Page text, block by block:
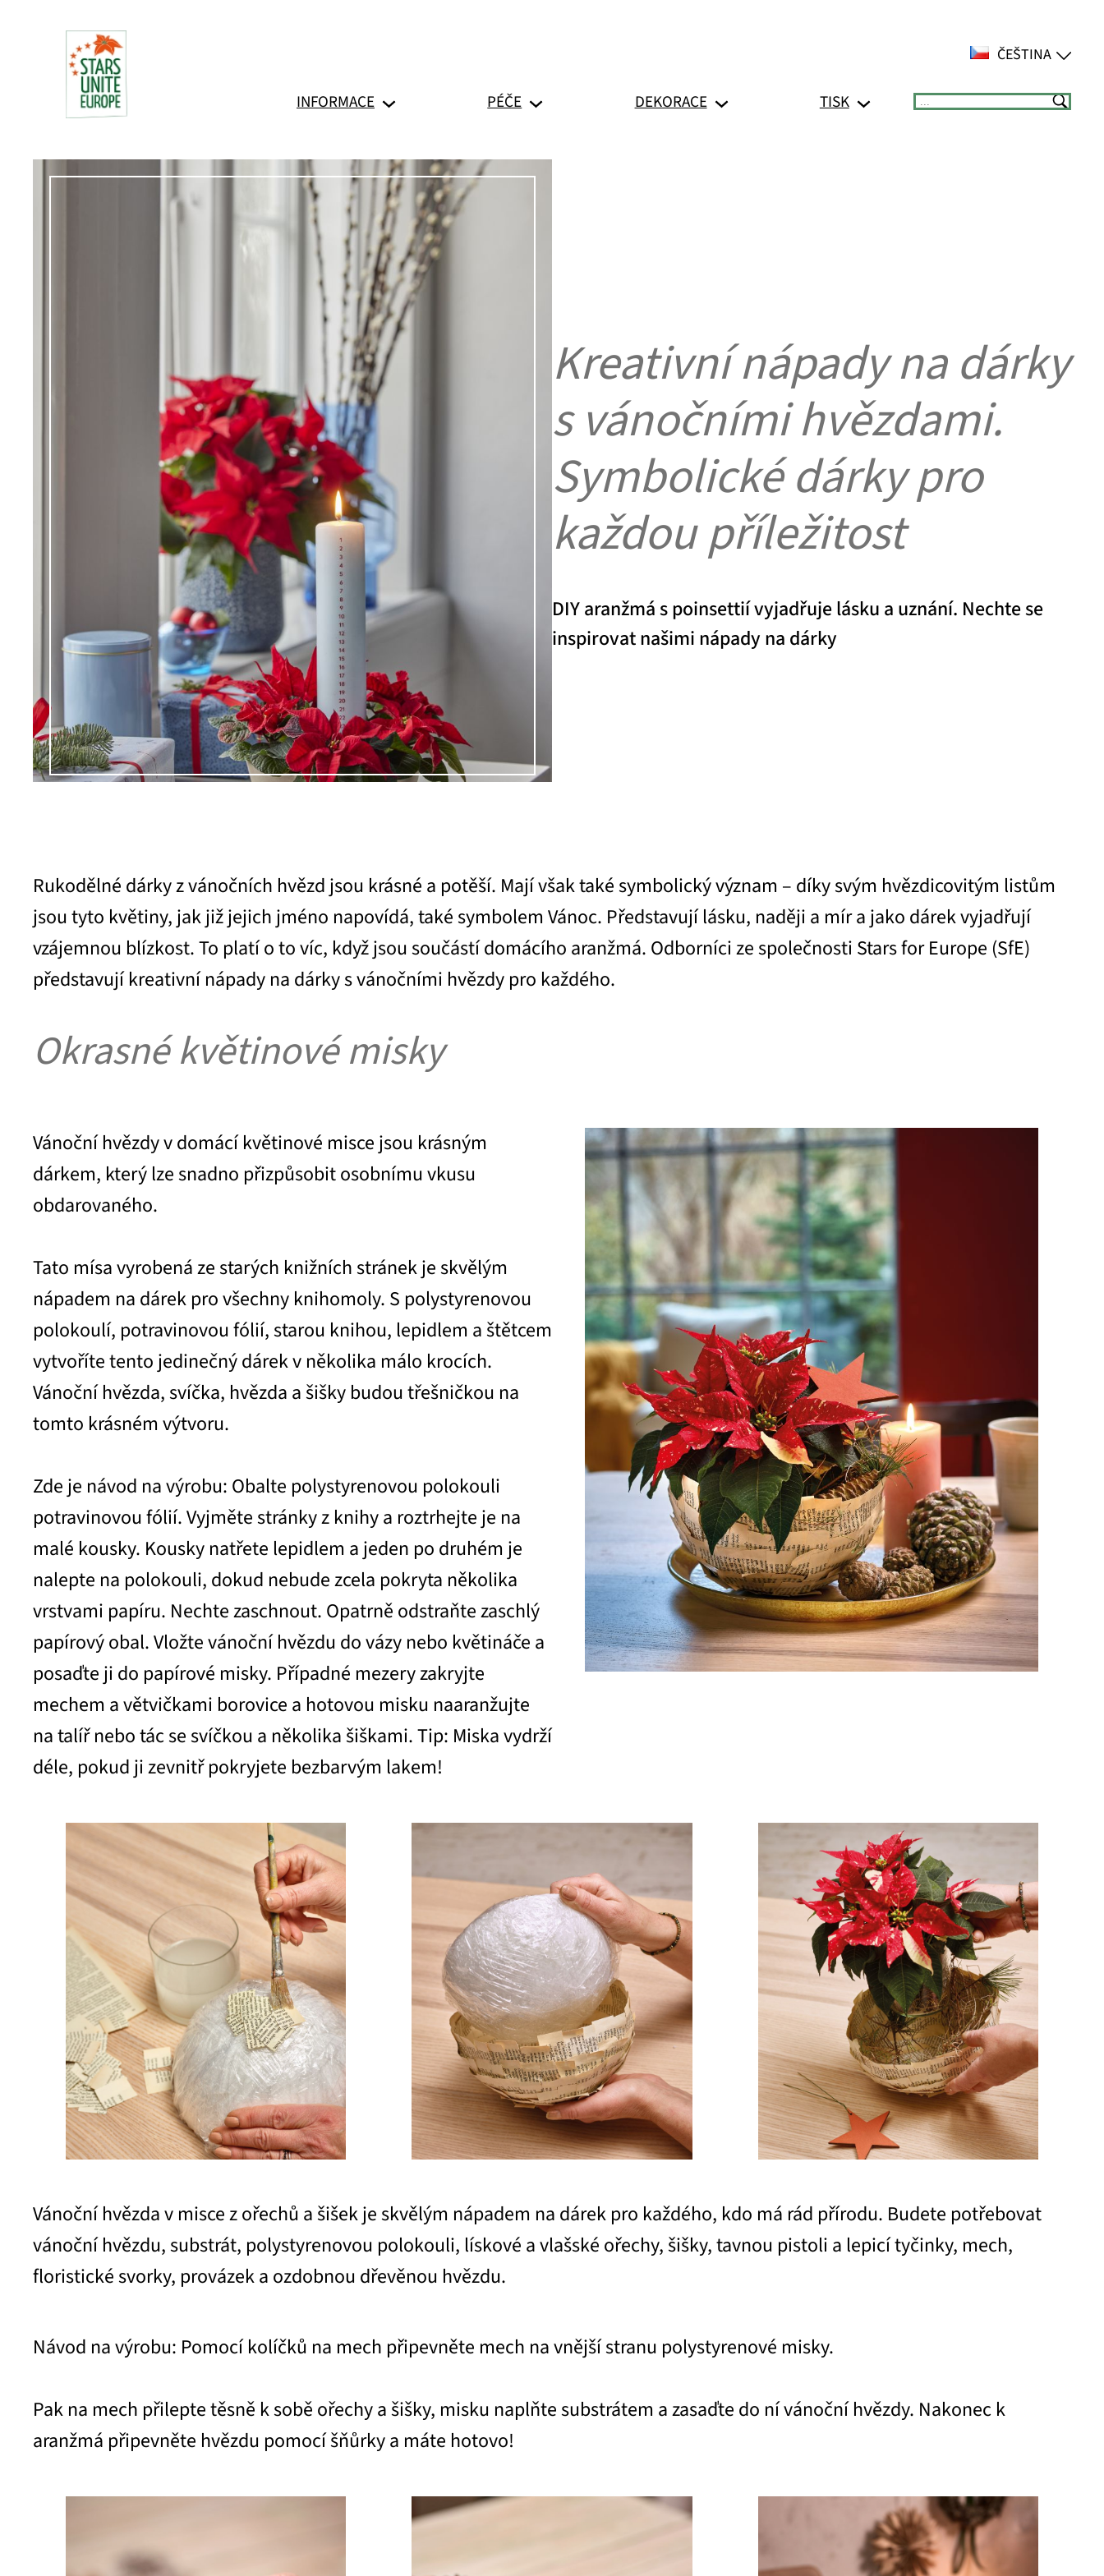
ČEŠTINA
INFORMACE PÉČE DEKORACE TISK Suchen
Kreativní nápady na dárky
s vánočními hvězdami.
Symbolické dárky pro
každou příležitost
DIY aranžmá s poinsettií vyjadřuje lásku a uznání. Nechte se
inspirovat našimi nápady na dárky
Rukodělné dárky z vánočních hvězd jsou krásné a potěší. Mají však také symbolický význam – díky svým hvězdicovitým listům
jsou tyto květiny, jak již jejich jméno napovídá, také symbolem Vánoc. Představují lásku, naději a mír a jako dárek vyjadřují
vzájemnou blízkost. To platí o to víc, když jsou součástí domácího aranžmá. Odborníci ze společnosti Stars for Europe (SfE)
představují kreativní nápady na dárky s vánočními hvězdy pro každého.
Okrasné květinové misky
Vánoční hvězdy v domácí květinové misce jsou krásným
dárkem, který lze snadno přizpůsobit osobnímu vkusu
obdarovaného.
Tato mísa vyrobená ze starých knižních stránek je skvělým
nápadem na dárek pro všechny knihomoly. S polystyrenovou
polokoulí, potravinovou fólií, starou knihou, lepidlem a štětcem
vytvoříte tento jedinečný dárek v několika málo krocích.
Vánoční hvězda, svíčka, hvězda a šišky budou třešničkou na
tomto krásném výtvoru.
Zde je návod na výrobu: Obalte polystyrenovou polokouli
potravinovou fólií. Vyjměte stránky z knihy a roztrhejte je na
malé kousky. Kousky natřete lepidlem a jeden po druhém je
nalepte na polokouli, dokud nebude zcela pokryta několika
vrstvami papíru. Nechte zaschnout. Opatrně odstraňte zaschlý
papírový obal. Vložte vánoční hvězdu do vázy nebo květináče a
posaďte ji do papírové misky. Případné mezery zakryjte
mechem a větvičkami borovice a hotovou misku naaranžujte
na talíř nebo tác se svíčkou a několika šiškami. Tip: Miska vydrží
déle, pokud ji zevnitř pokryjete bezbarvým lakem!
Vánoční hvězda v misce z ořechů a šišek je skvělým nápadem na dárek pro každého, kdo má rád přírodu. Budete potřebovat
vánoční hvězdu, substrát, polystyrenovou polokouli, lískové a vlašské ořechy, šišky, tavnou pistoli a lepicí tyčinky, mech,
floristické svorky, provázek a ozdobnou dřevěnou hvězdu.
Návod na výrobu: Pomocí kolíčků na mech připevněte mech na vnější stranu polystyrenové misky.
Pak na mech přilepte těsně k sobě ořechy a šišky, misku naplňte substrátem a zasaďte do ní vánoční hvězdy. Nakonec k
aranžmá připevněte hvězdu pomocí šňůrky a máte hotovo!